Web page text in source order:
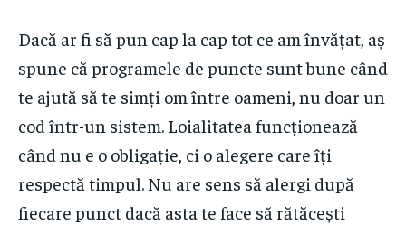
Dacă ar fi să pun cap la cap tot ce am învățat, aș
spune că programele de puncte sunt bune când
te ajută să te simți om între oameni, nu doar un
cod într-un sistem. Loialitatea funcționează
când nu e o obligație, ci o alegere care îți
respectă timpul. Nu are sens să alergi după
fiecare punct dacă asta te face să rătăcești